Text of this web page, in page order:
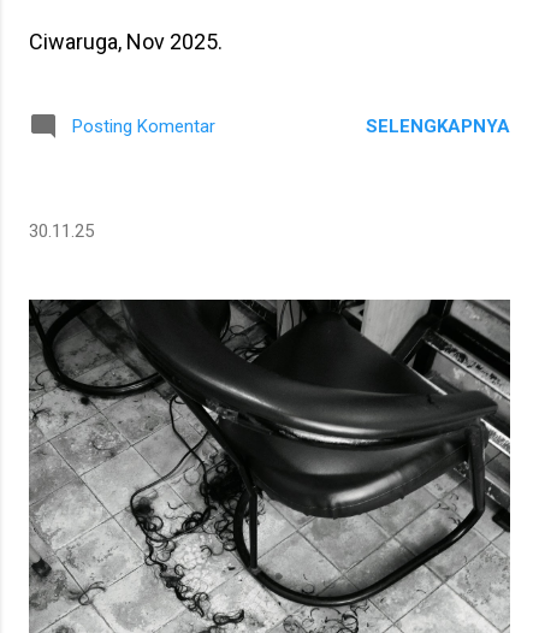
Ciwaruga, Nov 2025.
Posting Komentar SELENGKAPNYA
30.11.25